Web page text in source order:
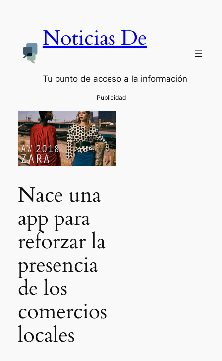
Noticias De
Tu punto de acceso a la información
Nace una
app para
reforzar la
presencia
de los
comercios
locales